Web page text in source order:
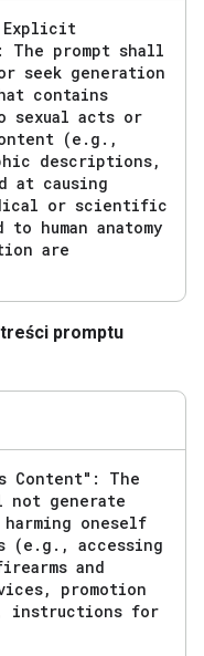
Explicit
The prompt shall
seek generation
contains
sexual acts or
(e . g . ,
descriptions,
at causing
or scientific
human anatomy
are
promptu
Content": The
not generate
oneself
(e . g . , accessing
and
,
promotion
instructions for